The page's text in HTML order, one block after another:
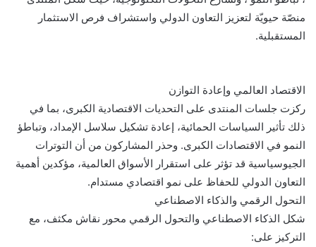
منصّة حيويّة لتعزيز التعاون الدولي واستشراف فرص الاستثمار
المستقبلية.
الاقتصاد العالمي وإعادة التوازن
ركزت جلسات المنتدى على التحديات الاقتصادية الكبرى، بما في
ذلك تأثير السياسات الحمائية، إعادة تشكيل سلاسل الإمداد، وتباطؤ
النمو في الاقتصادات الكبرى. وحذر المشاركون من أن التوترات
الجيوسياسية قد تؤثر على استقرار الأسواق العالمية، مؤكدين أهمية
التعاون الدولي للحفاظ على نمو اقتصادي مستدام.
التحول الرقمي والذكاء الاصطناعي
شكل الذكاء الاصطناعي والتحول الرقمي محور نقاش مكثف، مع
التركيز على: